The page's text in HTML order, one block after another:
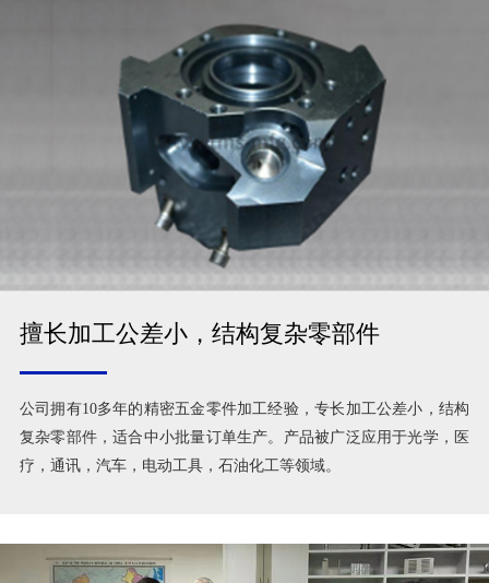
擅长加工公差小，结构复杂零部件
公司拥有10多年的精密五金零件加工经验，专长加工公差小，结构
复杂零部件，适合中小批量订单生产。产品被广泛应用于光学，医
疗，通讯，汽车，电动工具，石油化工等领域。